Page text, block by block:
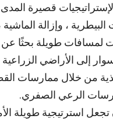
قصيرة المدى
البيطرية ، وإزالة
لمسافات طويلة بحثًا عن
إلى الأراضي
من خلال ممارسات
الرعي الصفري.
استرتيجية طويلة